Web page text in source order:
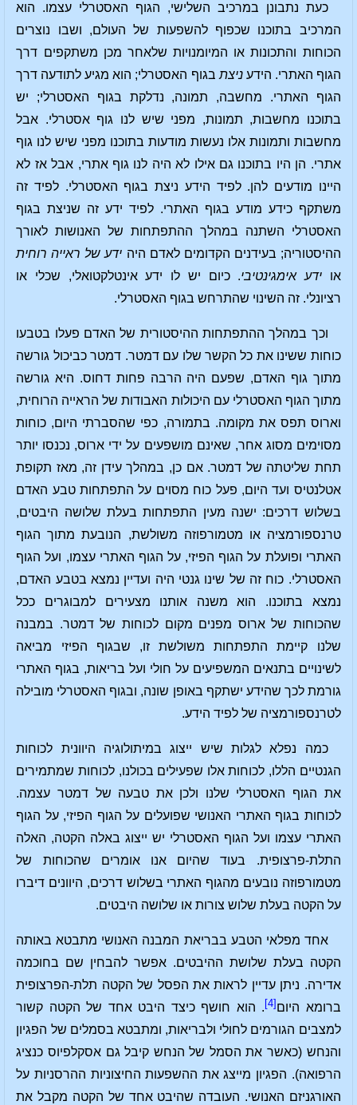
כעת נתבונן במרכיב השלישי, הגוף האסטרלי עצמו. הוא
המרכיב בתוכנו שכפוף להשפעות של העולם, ושבו נוצרים
הכוחות והתכונות או המיומנויות שלאחר מכן משתקפים דרך
הגוף האתרי. הידעניצת בגוף האסטרלי; הוא מגיע לתודעה דרך
הגוף האתרי. מחשבה, תמונה, נדלקת בגוף האסטרלי; יש
בתוכנו מחשבות, תמונות, מפני שיש לנו גוף אסטרלי. אבל
מחשבות ותמונות אלו נעשות מודעות בתוכנו מפני שיש לנו גוף
אתרי. הן היו בתוכנו גם אילו לא היה לנו גוף אתרי, אבל אז לא
היינו מודעים להן. לפיד הידע ניצת בגוף האסטרלי. לפיד זה
משתקף כידע מודע בגוף האתרי. לפיד ידע זה שניצת בגוף
האסטרלי השתנה במהלך ההתפתחות של האנושות לאורך
ההיסטוריה; בעידנים הקדומים לאדם היה ידע של ראייה רוחית
אוידע אימגינטיבי. כיום יש לו ידע אינטלקטואלי, שכלי או
רציונלי. זה השינוי שהתרחש בגוף האסטרלי.
וכך במהלך ההתפתחות ההיסטורית של האדם פעלו בטבעו
כוחות ששינו את כל הקשר שלו עם דמטר. דמטר כביכול גורשה
מתוך גוף האדם, שפעם היה הרבה פחות דחוס. היא גורשה
מתוך הגוף האסטרלי עם היכולות האבודות של הראייה הרוחית,
וארוס תפס את מקומה. בתמורה, כפי שהסברתי היום, כוחות
מסוימים מסוג אחר, שאינם מושפעים על ידי ארוס, נכנסו יותר
תחת שליטתה של דמטר. אם כן, במהלך עידן זה, מאז תקופת
אטלנטיס ועד היום, פעל כוח מסוים על התפתחות טבע האדם
בשלוש דרכים: ישנה מעין התפתחות בעלת שלושה היבטים,
טרנספורמציה או מטמורפוזה משולשת, הנובעת מתוך הגוף
האתרי ופועלת על הגוף הפיזי, על הגוף האתרי עצמו, ועל הגוף
האסטרלי. כוח זה של שינו גנטי היה ועדיין נמצא בטבע האדם,
נמצא בתוכנו. הוא משנה אותנו מצעירים למבוגרים ככל
שהכוחות של ארוס מפנים מקום לכוחות של דמטר. במבנה
שלנו קיימת התפתחות משולשת זו, שבגוף הפיזי מביאה
לשינויים בתנאים המשפיעים על חולי ועל בריאות, בגוף האתרי
גורמת לכך שהידע ישתקף באופן שונה, ובגוף האסטרלי מובילה
לטרנספורמציה של לפיד הידע.
כמה נפלא לגלות שיש ייצוג במיתולוגיה היוונית לכוחות
הגנטיים הללו, לכוחות אלו שפעילים בכולנו, לכוחות שמתמירים
את הגוף האסטרלי שלנו ולכן את טבעה של דמטר עצמה.
לכוחות בגוף האתרי האנושי שפועלים על הגוף הפיזי, על הגוף
האתרי עצמו ועל הגוף האסטרלי יש ייצוג באלה הקטה, האלה
התלת-פרצופית. בעוד שהיום אנו אומרים שהכוחות של
מטמורפוזה נובעים מהגוף האתרי בשלוש דרכים, היוונים דיברו
על הקטה בעלת שלוש צורות או שלושה היבטים.
אחד מפלאי הטבע בבריאת המבנה האנושי מתבטא באותה
הקטה בעלת שלושת ההיבטים. אפשר להבחין שם בחוכמה
אדירה. ניתן עדיין לראות את הפסל של הקטה תלת-הפרצופית
ברומא היום [4]
. הוא חושף כיצד היבט אחד של הקטה קשור
למצבים הגורמים לחולי ולבריאות, ומתבטא בסמלים של הפגיון
והנחש (כאשר את הסמל של הנחש קיבל גם אסקלפיוס כנציג
הרפואה). הפגיון מייצג את ההשפעות החיצוניות ההרסניות על
האורגניזם האנושי. העובדה שהיבט אחד של הקטה מקבל את